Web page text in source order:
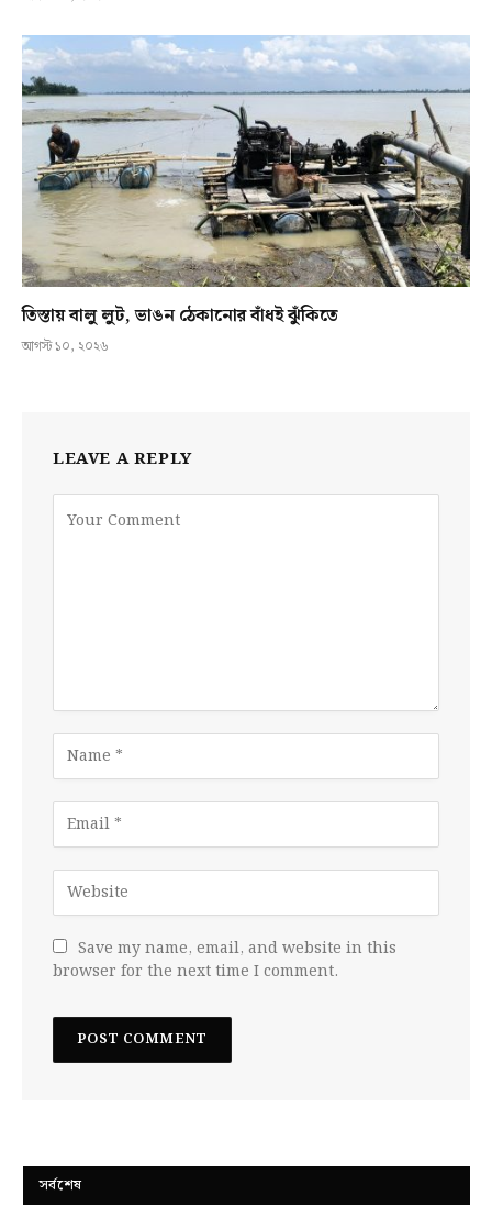
তিস্তায় বালু লুট, ভাঙন ঠেকানোর বাঁধই ঝুঁকিতে
আগস্ট ১০, ২০২৬
LEAVE A REPLY
Save my name, email, and website in this
browser for the next time I comment.
সর্বশেষ